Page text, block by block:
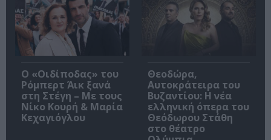
O «Οιδίποδας» του
Ρόμπερτ Άικ ξανά
στη Στέγη – Με τους
Νίκο Κουρή & Μαρία
Κεχαγιόγλου
Θεοδώρα,
Αυτοκράτειρα του
Βυζαντίου: Η νέα
ελληνική όπερα του
Θεόδωρου Στάθη
στο θέατρο